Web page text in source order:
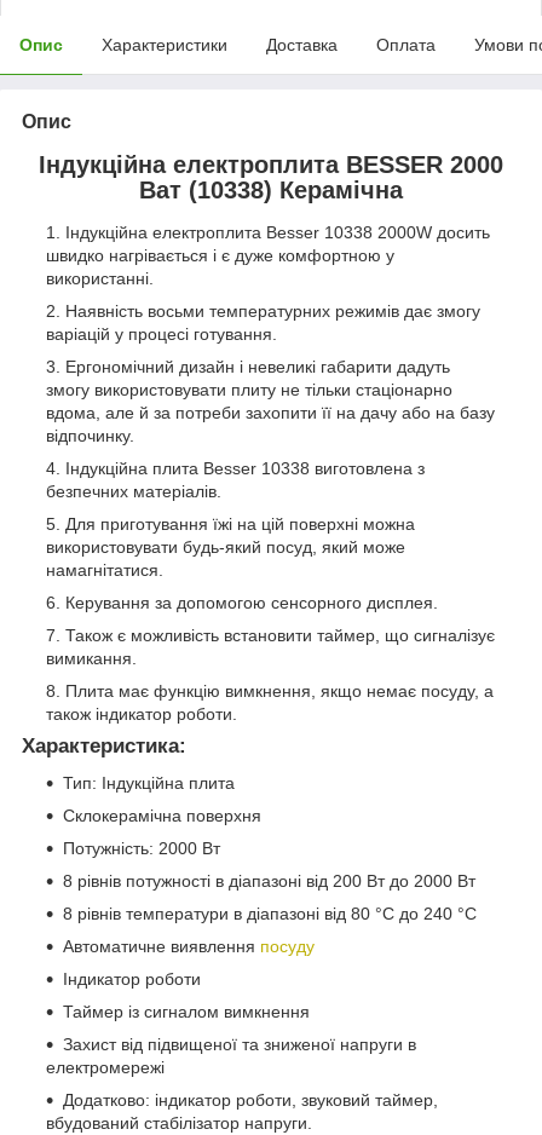
Опис Характеристики Доставка Оплата Умови
Опис
Індукційна електроплита BESSER 2000
Ват (10338) Керамічна
Індукційна електроплита Besser 10338 2000W досить
швидко нагрівається і є дуже комфортною у
використанні.
Наявність восьми температурних режимів дає змогу
варіацій у процесі готування.
Ергономічний дизайн і невеликі габарити дадуть
змогу використовувати плиту не тільки стаціонарно
вдома, але й за потреби захопити її на дачу або на базу
відпочинку.
Індукційна плита Besser 10338 виготовлена з
безпечних матеріалів.
Для приготування їжі на цій поверхні можна
використовувати будь-який посуд, який може
намагнітатися.
Керування за допомогою сенсорного дисплея.
Також є можливість встановити таймер, що сигналізує
вимикання.
Плита має функцію вимкнення, якщо немає посуду, а
також індикатор роботи.
Характеристика:
Тип: Індукційна плита
Склокерамічна поверхня
Потужність: 2000 Вт
8 рівнів потужності в діапазоні від 200 Вт до 2000 Вт
8 рівнів температури в діапазоні від 80 °C до 240 °C
Автоматичне виявлення посуду
Індикатор роботи
Таймер із сигналом вимкнення
Захист від підвищеної та зниженої напруги в
електромережі
Додатково: індикатор роботи, звуковий таймер,
вбудований стабілізатор напруги.